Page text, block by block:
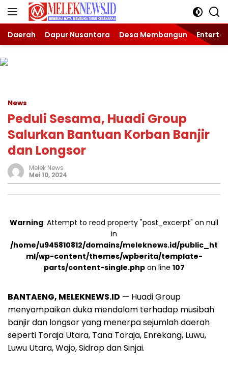
Langsung
Daerah Dapur Nusantara Desa Membangun
News
Peduli Sesama, Huadi Group
Salurkan Bantuan Korban Banjir
dan Longsor
Melek News
Mei 10, 2024
Warning: Attempt to read property "post_excerpt" on null
in
/home/u945810812/domains/meleknews.id/public_ht
ml/wp-content/themes/wpberita/template-
parts/content-single.phpon line 107
BANTAENG, MELEKNEWS.ID — Huadi Group
menyampaikan duka mendalam terhadap musibah
banjir dan longsor yang menerpa sejumlah daerah
seperti Toraja Utara, Tana Toraja, Enrekang, Luwu,
Luwu Utara, Wajo, Sidrap dan Sinjai.